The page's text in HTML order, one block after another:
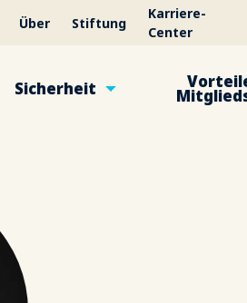
Über Stiftung
Karriere-
Center
Sicherheit